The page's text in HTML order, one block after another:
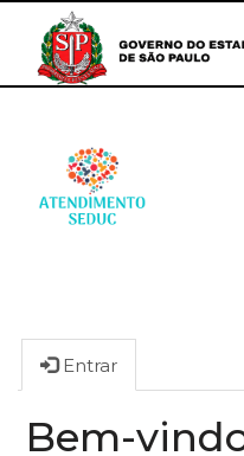
Entrar
Bem-